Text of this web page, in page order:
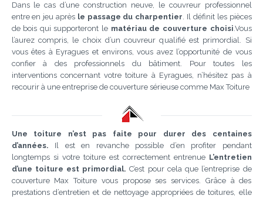
Dans le cas d’une construction neuve, le couvreur professionnel
entre en jeu après le passage du charpentier. Il définit les pièces
de bois qui supporteront le matériau de couverture choisi.Vous
l’aurez compris, le choix d’un couvreur qualifié est primordial. Si
vous êtes à Eyragues et environs, vous avez l’opportunité de vous
confier à des professionnels du bâtiment. Pour toutes les
interventions concernant votre toiture à Eyragues, n’hésitez pas à
recourir à une entreprise de couverture sérieuse comme Max Toiture
Une toiture n’est pas faite pour durer des centaines
d’années. Il est en revanche possible d’en profiter pendant
longtemps si votre toiture est correctement entrenue L’entretien
d’une toiture est primordial. C’est pour cela que l’entreprise de
couverture Max Toiture vous propose ses services. Grâce à des
prestations d’entretien et de nettoyage appropriées de toitures, elle